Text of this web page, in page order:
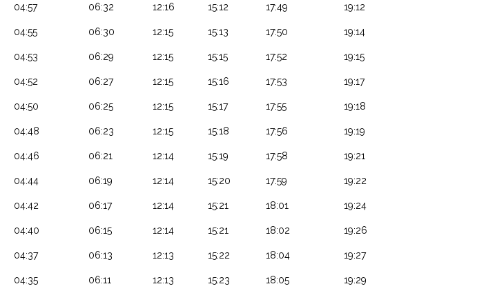
04:57 06:32 12:16 15:12 17:49 19:12
04:55 06:30 12:15 15:13 17:50 19:14
04:53 06:29 12:15 15:15 17:52 19:15
04:52 06:27 12:15 15:16 17:53 19:17
04:50 06:25 12:15 15:17 17:55 19:18
04:48 06:23 12:15 15:18 17:56 19:19
04:46 06:21 12:14 15:19 17:58 19:21
04:44 06:19 12:14 15:20 17:59 19:22
04:42 06:17 12:14 15:21 18:01 19:24
04:40 06:15 12:14 15:21 18:02 19:26
04:37 06:13 12:13 15:22 18:04 19:27
04:35 06:11 12:13 15:23 18:05 19:29